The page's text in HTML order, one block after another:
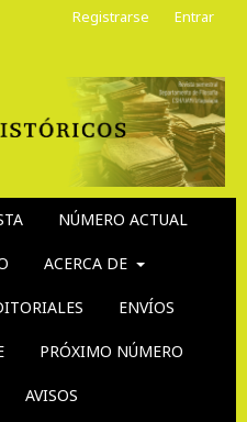
NÚMERO ACTUAL
ACERCA DE
ENVÍOS
PRÓXIMO NÚMERO
AVISOS
Registrarse Entrar